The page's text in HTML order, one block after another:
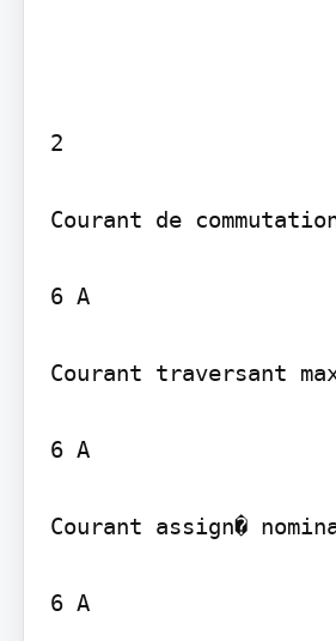
2
Courant de
6 A
Courant traversant
6 A
Courant assign�
6 A